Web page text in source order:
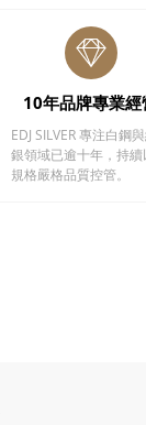
10年品牌專業經
EDJ SILVER 專注白鋼
銀領域已逾十年，持續
規格嚴格品質控管。